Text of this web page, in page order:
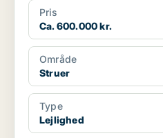
Pris
Ca. 600.000 kr.
Område
Struer
Type
Lejlighed